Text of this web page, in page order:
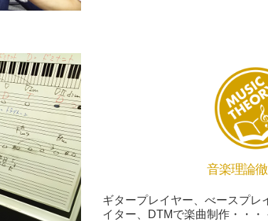
音楽理論
ギタープレイヤー、べースプレ
イター、DTMで楽曲制作・・・